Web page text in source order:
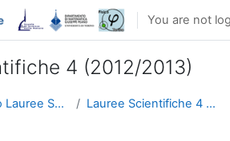
You are not
4 (2012/2013)
Piano Lauree Scientifiche Lauree Scientifiche 4 (2012/2013)